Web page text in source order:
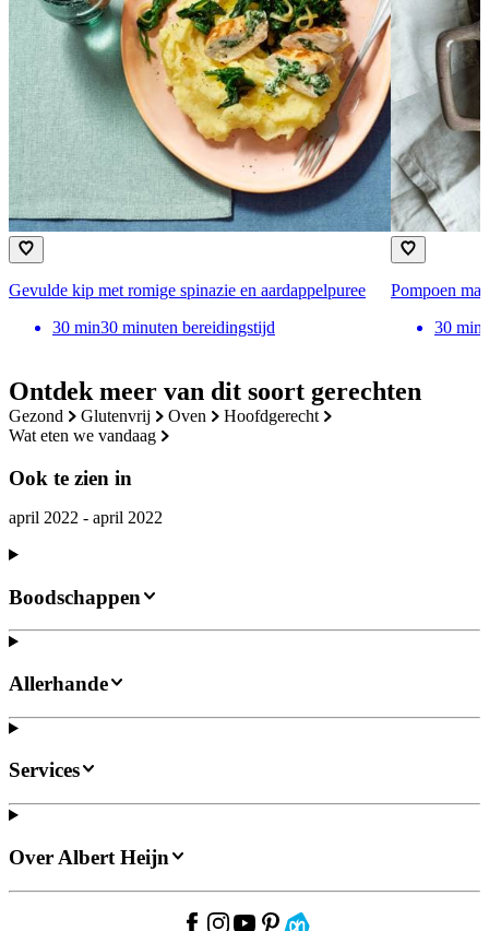
Ontdek meer van dit soort gerechten
gezond glutenvrij oven
hoofdgerecht
wat eten we vandaag
Ook te zien in
april 2022 - april 2022
Gevulde kip met romige spinazie en aardappelpuree
30 min30 minuten bereidingstijd
Pompoen
30 min
Boodschappen
Allerhande
Services
Over Albert Heijn